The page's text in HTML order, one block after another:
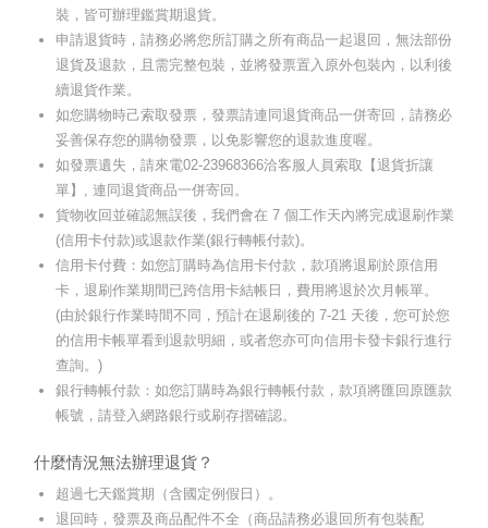
裝，皆可辦理鑑賞期退貨。
申請退貨時，請務必將您所訂購之所有商品一起退回，無法部份
退貨及退款，且需完整包裝，並將發票置入原外包裝內，以利後
續退貨作業。
如您購物時己索取發票，發票請連同退貨商品一併寄回，請務必
妥善保存您的購物發票，以免影響您的退款進度喔。
如發票遺失，請來電02-23968366洽客服人員索取【退貨折讓
單】, 連同退貨商品一併寄回。
貨物收回並確認無誤後，我們會在 7 個工作天內將完成退刷作業
(信用卡付款)或退款作業(銀行轉帳付款)。
信用卡付費：如您訂購時為信用卡付款，款項將退刷於原信用
卡，退刷作業期間已跨信用卡結帳日，費用將退於次月帳單。
(由於銀行作業時間不同，預計在退刷後的 7-21 天後，您可於您
的信用卡帳單看到退款明細，或者您亦可向信用卡發卡銀行進行
查詢。)
銀行轉帳付款：如您訂購時為銀行轉帳付款，款項將匯回原匯款
帳號，請登入網路銀行或刷存摺確認。
什麼情況無法辦理退貨？
超過七天鑑賞期（含國定例假日）。
退回時，發票及商品配件不全（商品請務必退回所有包裝配